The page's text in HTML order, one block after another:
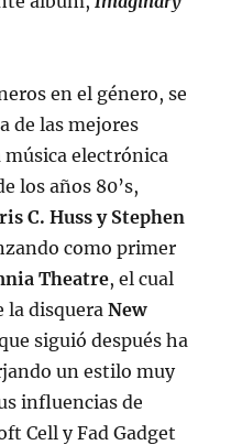
en el género, se
de las mejores
electrónica
los años 80’s,
C. Huss y Stephen
como primer
Theatre, el cual
la disqueraNew
siguió después ha
un estilo muy
influencias de
Cell y Fad Gadget